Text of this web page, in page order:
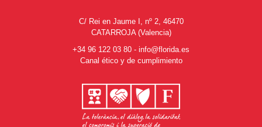
C/ Rei en Jaume I, nº 2, 46470
CATARROJA (Valencia)
+34 96 122 03 80 - info@florida.es
Canal ético y de cumplimiento